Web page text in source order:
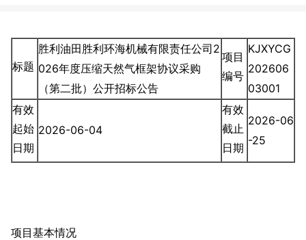
标题
胜利油田胜利环海机械有限责任公司2
026年度压缩天然气框架协议采购
（第二批）公开招标公告
项目
编号
KJXYCG
202606
03001
有效
起始
日期
2026-06-04
有效
截止
日期
2026-06
-25
项目基本情况